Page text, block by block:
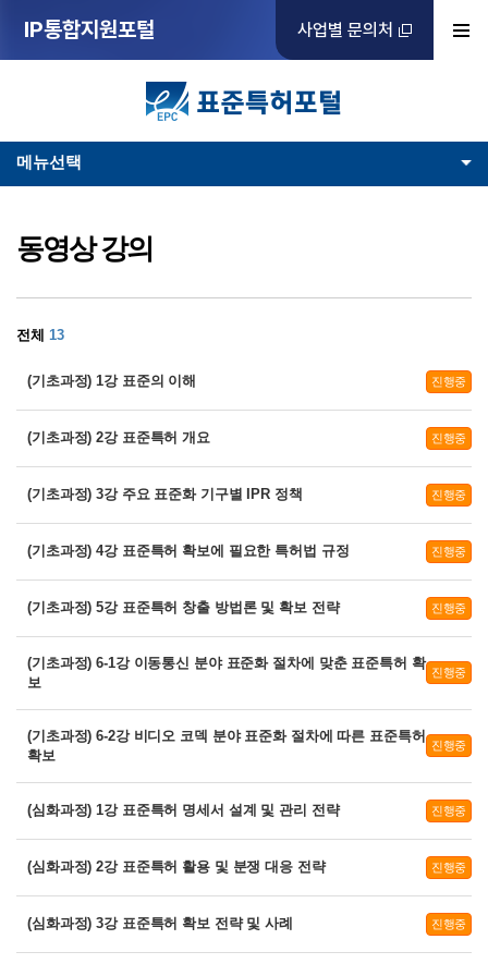
IP통합지원포털 사업별 문의처
메뉴선택
동영상 강의
전체 13
(기초과정) 1강 표준의 이해 진행중
(기초과정) 2강 표준특허 개요 진행중
(기초과정) 3강 주요 표준화 기구별 IPR 정책 진행중
(기초과정) 4강 표준특허 확보에 필요한 특허법 규정 진행중
(기초과정) 5강 표준특허 창출 방법론 및 확보 전략 진행중
(기초과정) 6-1강 이동통신 분야 표준화 절차에 맞춘 표준특허 확
보
진행중
(기초과정) 6-2강 비디오 코덱 분야 표준화 절차에 따른 표준특허
확보
진행중
(심화과정) 1강 표준특허 명세서 설계 및 관리 전략 진행중
(심화과정) 2강 표준특허 활용 및 분쟁 대응 전략 진행중
(심화과정) 3강 표준특허 확보 전략 및 사례 진행중